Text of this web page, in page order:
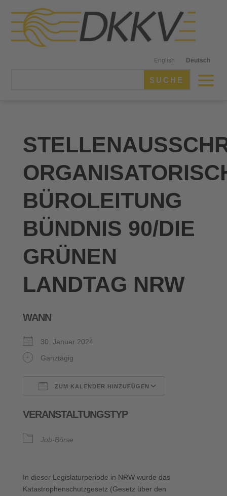
English Deutsch
BÜROLEITUNG
BÜNDNIS 90/DIE
GRÜNEN
LANDTAG NRW
WANN
30. Januar 2024
Ganztägig
ZUM KALENDER HINZUFÜGEN
VERANSTALTUNGSTYP
Job-Börse
In dieser Legislaturperiode in NRW wurde das
Katastrophenschutzgesetz (Gesetz über den